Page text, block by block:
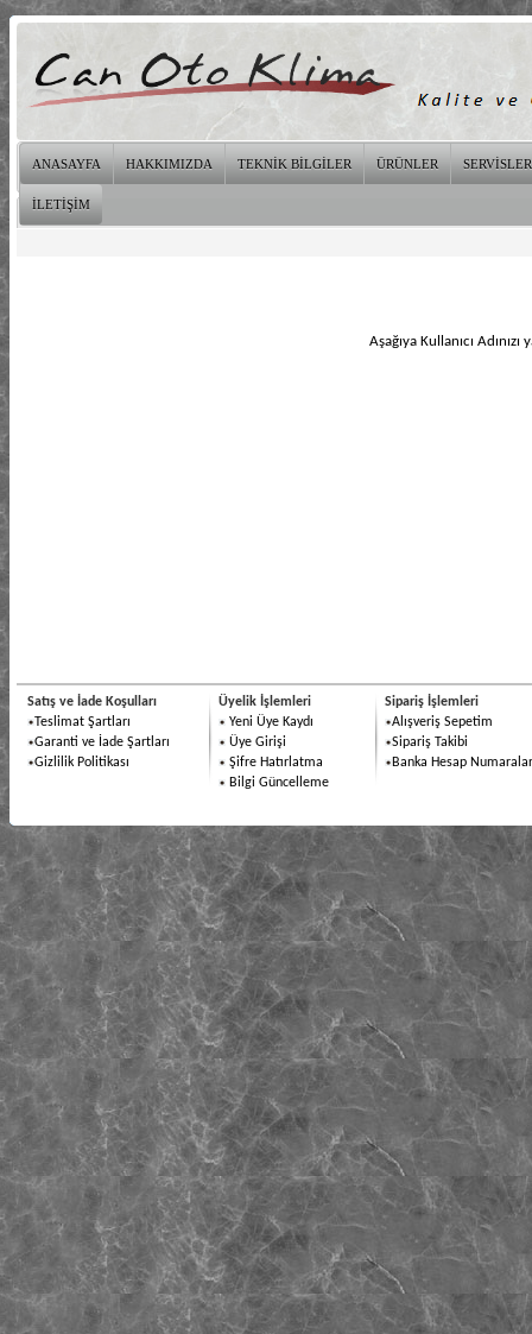
ANASAYFA HAKKIMIZDA TEKNİK BİLGİLER ÜRÜNLER SERVİSLER
İLETİŞİM
Aşağıya Kullanıcı
Satış ve İade Koşulları
Teslimat Şartları
Garanti ve İade Şartları
Gizlilik Politikası
Üyelik İşlemleri
Yeni Üye Kaydı
Üye Girişi
Şifre Hatırlatma
Bilgi Güncelleme
Sipariş İşlemleri
Alışveriş Sepetim
Sipariş Takibi
Banka Hesap